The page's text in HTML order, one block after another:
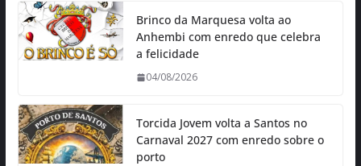
Brinco da Marquesa volta ao
Anhembi com enredo que celebra
a felicidade
04/08/2026
Torcida Jovem volta a Santos no
Carnaval 2027 com enredo sobre o
porto